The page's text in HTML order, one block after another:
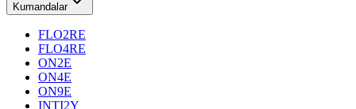
Kumandalar
FLO2RE
FLO4RE
ON2E
ON4E
ON9E
INTI2Y